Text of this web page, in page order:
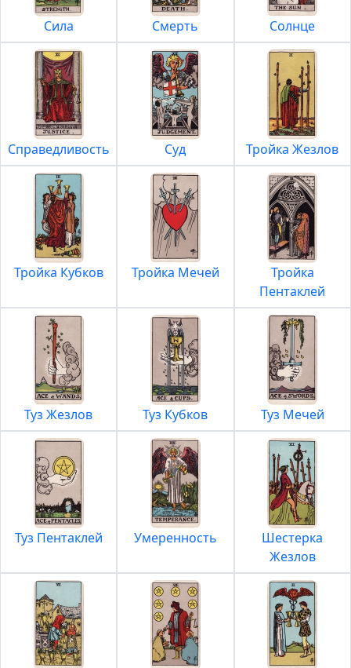
Сила Смерть Солнце
Справедливость Суд Тройка Жезлов
Тройка Кубков Тройка Мечей
Тройка
Пентаклей
Туз Жезлов Туз Кубков Туз Мечей
Туз Пентаклей Умеренность
Шестерка
Жезлов